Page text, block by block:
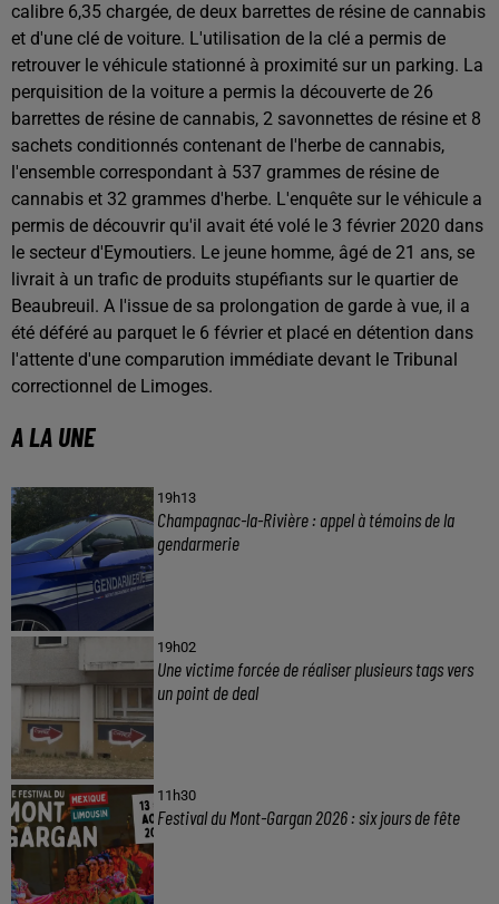
calibre 6,35 chargée, de deux barrettes de résine de cannabis
et d'une clé de voiture. L'utilisation de la clé a permis de
retrouver le véhicule stationné à proximité sur un parking. La
perquisition de la voiture a permis la découverte de 26
barrettes de résine de cannabis, 2 savonnettes de résine et 8
sachets conditionnés contenant de l'herbe de cannabis,
l'ensemble correspondant à 537 grammes de résine de
cannabis et 32 grammes d'herbe. L'enquête sur le véhicule a
permis de découvrir qu'il avait été volé le 3 février 2020 dans
le secteur d'Eymoutiers. Le jeune homme, âgé de 21 ans, se
livrait à un trafic de produits stupéfiants sur le quartier de
Beaubreuil. A l'issue de sa prolongation de garde à vue, il a
été déféré au parquet le 6 février et placé en détention dans
l'attente d'une comparution immédiate devant le Tribunal
correctionnel de Limoges.
A LA UNE
19h13
Champagnac-la-Rivière : appel à témoins de la
gendarmerie
19h02
Une victime forcée de réaliser plusieurs tags vers
un point de deal
11h30
Festival du Mont-Gargan 2026 : six jours de fête